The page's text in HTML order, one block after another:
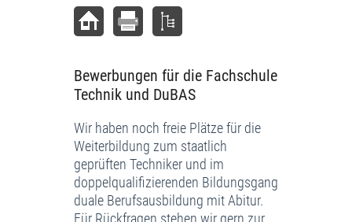
Bewerbungen für die Fachschule
Technik und DuBAS
Wir haben noch freie Plätze für die
Weiterbildung zum staatlich
geprüften Techniker und im
doppelqualifizierenden Bildungsgang
duale Berufsausbildung mit Abitur.
Für Rückfragen stehen wir gern zur